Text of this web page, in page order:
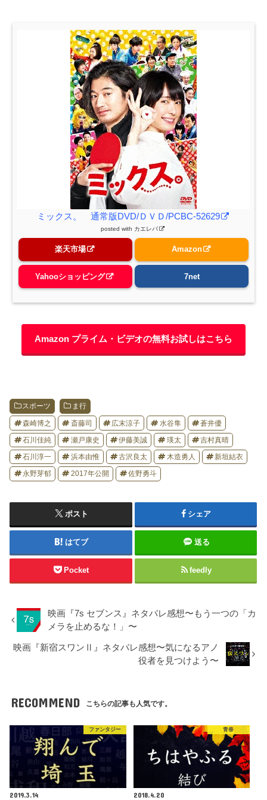
ミックス。 通常版DVD/ＤＶＤ/PCBC-52629
posted with カエレバ
楽天市場 Amazon
Yahooショッピング 7net
Amazon プライム・ビデオの無料お試しはこちら
スポーツ ま行
森崎博之 斎藤司 広末涼子 水谷隼 蒼井優
石川佳純 瀬戸康史 伊藤美誠 瑛太 吉村真晴
石川淳一 浜本由惟 古沢良太 木造勇人 新垣結衣
永野芽郁 2017年公開 佐野勇斗
ポスト シェア
はてブ 送る
Pocket feedly
映画『7s セブンス』ネタバレ感想〜もう一つの「カ
メラを止めるな！」〜
映画『新宿スワンⅡ』ネタバレ感想〜気になるアノ
役者を見つけよう〜
RECOMMEND こちらの記事も人気です。
ファンタジー
2019.3.14
青春
2018.4.20